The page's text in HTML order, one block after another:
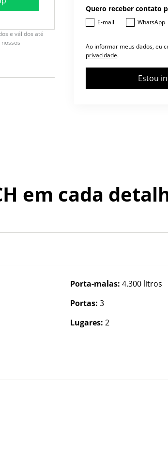
e válidos até
Quero receber contato
E-mail WhatsApp
Ao informar meus dados, eu
privacidade.
Estou
em cada
Porta-malas: 4.300 litros
Portas: 3
Lugares: 2